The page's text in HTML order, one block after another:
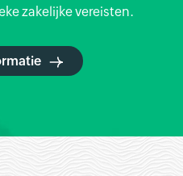
zakelijke vereisten.